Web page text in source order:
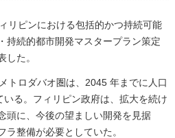
リピンにおける包括的かつ持続可能
持続的都市開発マスタープラン策定
た。
トロダバオ圏は、2045 年までに人口
る。フィリピン政府は、拡大を続け
頭に、今後の望ましい開発を見据
整備が必要としていた。